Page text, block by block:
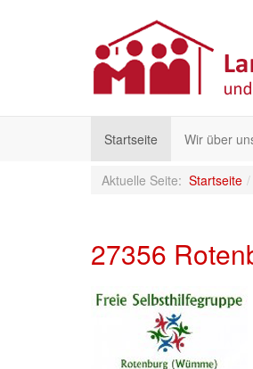
Startseite Wir über
Aktuelle Seite: Startseite
27356